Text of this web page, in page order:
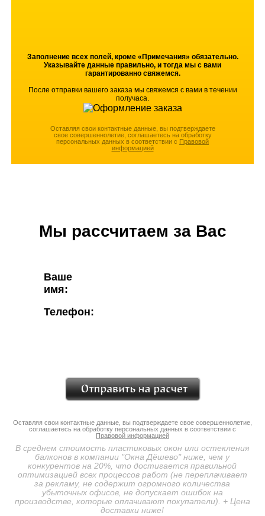
Заполнение всех полей, кроме «Примечания» обязательно.
Указывайте данные правильно, и тогда мы с вами
гарантированно свяжемся.
После отправки вашего заказа мы свяжемся с вами в течении
получаса.
Оставляя свои контактные данные, вы подтверждаете
свое совершеннолетие, соглашаетесь на обработку
персональных данных в соответствии с Правовой
информацией
Мы рассчитаем за Вас
Ваше
имя:
Телефон:
Оставляя свои контактные данные, вы подтверждаете свое совершеннолетие,
соглашаетесь на обработку персональных данных в соответствии с
Правовой информацией
В среднем стоимость пластиковых окон или остекления
балконов в компании "Окна Дёшево" ниже, чем у
конкурентов на 20%, что достигается правильной
оптимизацией всех процессов работ (не переплачивает
за рекламу, не содержит огромного количества
убыточных офисов, не допускает ошибок на
производстве, которые оплачивают покупатели). + Цена
доставки ниже!